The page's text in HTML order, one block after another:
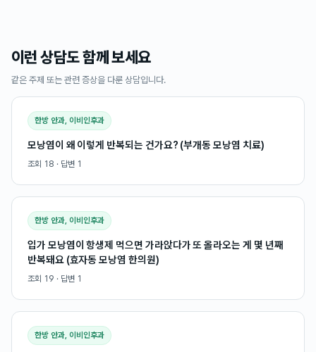
이런 상담도 함께 보세요
같은 주제 또는 관련 증상을 다룬 상담입니다.
한방 안과, 이비인후과
모낭염이 왜 이렇게 반복되는 건가요? (부개동 모낭염 치료)
조회 18 · 답변 1
한방 안과, 이비인후과
입가 모낭염이 항생제 먹으면 가라앉다가 또 올라오는 게 몇 년째
반복돼요 (효자동 모낭염 한의원)
조회 19 · 답변 1
한방 안과, 이비인후과